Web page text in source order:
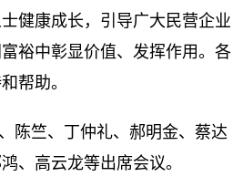
健康成长，引导广大民营企业
裕中彰显价值、发挥作用。各
帮助。
陈竺、丁仲礼、郝明金、蔡达
、高云龙等出席会议。